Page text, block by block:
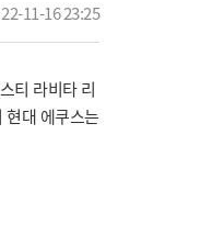
11-16 23:25
티 라비타 리
대 에쿠스는